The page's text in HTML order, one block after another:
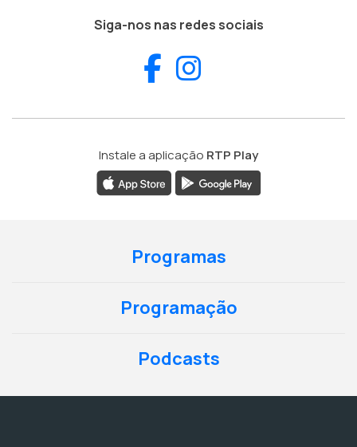
Siga-nos nas redes sociais
Facebook
Instale a aplicação RTP Play
Programas
Programação
Podcasts